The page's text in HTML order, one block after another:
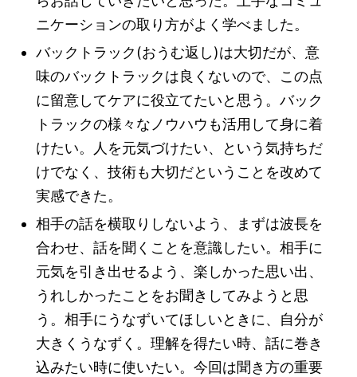
ニケーションの取り方がよく学べました。
バックトラック(おうむ返し)は大切だが、意
味のバックトラックは良くないので、この点
に留意してケアに役立てたいと思う。バック
トラックの様々なノウハウも活用して身に着
けたい。人を元気づけたい、という気持ちだ
けでなく、技術も大切だということを改めて
実感できた。
相手の話を横取りしないよう、まずは波長を
合わせ、話を聞くことを意識したい。相手に
元気を引き出せるよう、楽しかった思い出、
うれしかったことをお聞きしてみようと思
う。相手にうなずいてほしいときに、自分が
大きくうなずく。理解を得たい時、話に巻き
込みたい時に使いたい。今回は聞き方の重要